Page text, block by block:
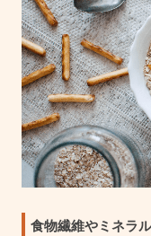
食物繊維やミネラ